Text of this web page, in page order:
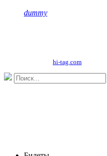
dummy
hi-tag.com